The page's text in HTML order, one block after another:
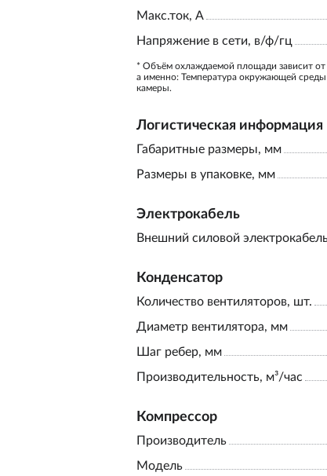
Макс.ток, А
Напряжение в сети, в/ф/гц
* Объём охлаждаемой площади зависит
а именно: Температура окружающей
камеры.
Логистическая информация
Габаритные размеры, мм
Размеры в упаковке, мм
Электрокабель
Внешний силовой
Конденсатор
Количество вентиляторов, шт.
Диаметр вентилятора, мм
Шаг ребер, мм
Производительность, м³/час
Компрессор
Производитель
Модель